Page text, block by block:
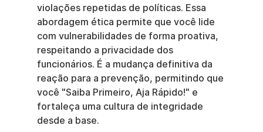
violações repetidas de políticas. Essa
abordagem ética permite que você lide
com vulnerabilidades de forma proativa,
respeitando a privacidade dos
funcionários. É a mudança definitiva da
reação para a prevenção, permitindo que
você "Saiba Primeiro, Aja Rápido!" e
fortaleça uma cultura de integridade
desde a base.